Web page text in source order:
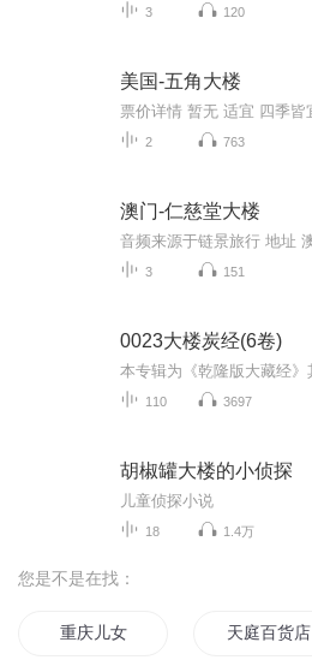
3 120
美国-五角大楼
2 763
澳门-仁慈堂大楼
3 151
0023大楼炭经(6卷)
110 3697
胡椒罐大楼的小侦探
儿童侦探小说
18 1.4万
您是不是在找：
重庆儿女 天庭百货店